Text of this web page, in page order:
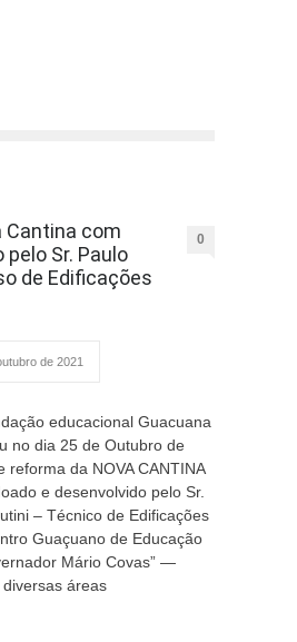
Cantina com
Sr. Paulo
de Edificações
0
de 2021
educacional Guacuana
no dia 25 de Outubro de
reforma da NOVA CANTINA
e desenvolvido pelo Sr.
– Técnico de Edificações
Guaçuano de Educação
Mário Covas” —
diversas áreas